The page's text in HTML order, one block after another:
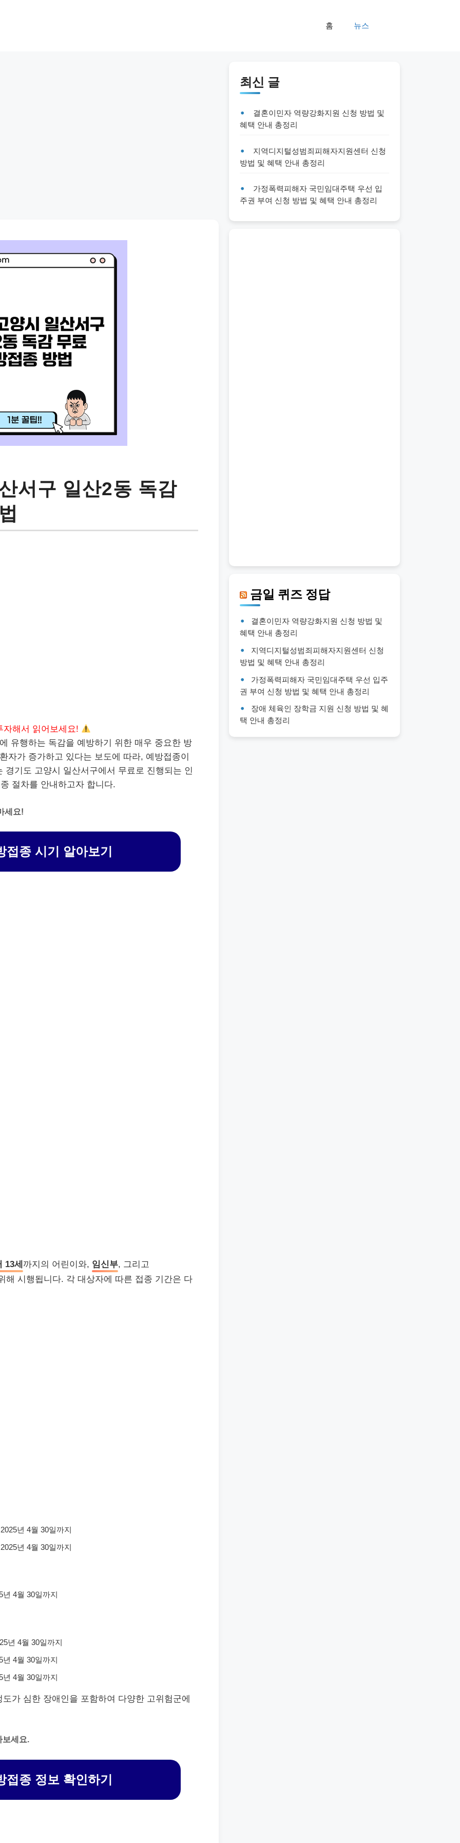
홈 뉴스
서구 일산2동 독감
해서 읽어보세요!
유행하는 독감을 예방하기 위한 매우 중요한 방
자가 증가하고 있다는 보도에 따라, 예방접종이
기도 고양시 일산서구에서 무료로 진행되는 인
절차를 안내하고자 합니다.
세요!
종 시기 알아보기
13세 까지의 어린이와, 임신부, 그리고
해 시행됩니다. 각 대상자에 따른 접종 기간은 다
년 4월 30일까지
년 4월 30일까지
년 4월 30일까지
년 4월 30일까지
년 4월 30일까지
년 4월 30일까지
가 심한 장애인을 포함하여 다양한 고위험군에
보세요.
종 정보 확인하기
최신 글
결혼이민자 역량강화지원 신청 방법 및
혜택 안내 총정리
지역디지털성범죄피해자지원센터 신청
방법 및 혜택 안내 총정리
가정폭력피해자 국민임대주택 우선 입
주권 부여 신청 방법 및 혜택 안내 총정리
금일 퀴즈 정답
결혼이민자 역량강화지원 신청 방법 및
혜택 안내 총정리
지역디지털성범죄피해자지원센터 신청
방법 및 혜택 안내 총정리
가정폭력피해자 국민임대주택 우선 입주
권 부여 신청 방법 및 혜택 안내 총정리
장애 체육인 장학금 지원 신청 방법 및 혜
택 안내 총정리